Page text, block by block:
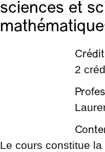
sciences et
2
Le cours constitue